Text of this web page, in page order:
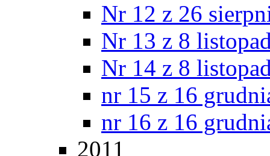
Nr 12 z 26
Nr 13 z 8
Nr 14 z 8
nr 15 z 16
nr 16 z 16
2011